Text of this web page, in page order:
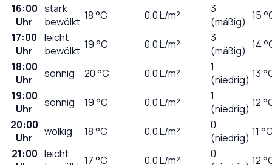
16:00
Uhr
stark
bewölkt 18°C 0,0L/m²
3
(mäßig) 15
17:00
Uhr
leicht
bewölkt 19°C 0,0L/m²
3
(mäßig) 14
18:00
Uhr
sonnig 20°C 0,0L/m²
1
(niedrig) 13
19:00
Uhr
sonnig 19°C 0,0L/m²
1
(niedrig) 12
20:00
Uhr
wolkig 18°C 0,0L/m²
0
(niedrig) 11
21:00 leicht
17°C 0,0L/m²
0
12